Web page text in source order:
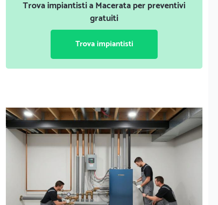
Trova impiantisti a Macerata per preventivi
gratuiti
Trova impiantisti